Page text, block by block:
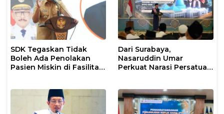
SDK Tegaskan Tidak
Boleh Ada Penolakan
Pasien Miskin di Fasilitas
Dari Surabaya,
Nasaruddin Umar
Perkuat Narasi Persatuan